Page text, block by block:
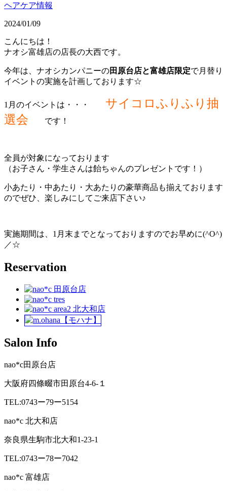
ヘアケア情報
2024/01/09
こんにちは！
ナオシ富雄店の店長の大西です。
今年は、ナオシカンパニーの田原台店と富雄店限定で月替り
イベントの実施を計画しております☆
1月のイベントは・・・ サイコロふりふり抽
選会 です！
全員が対象になっております
（お子さん・学生さんは飴ちゃんのプレゼントです！）
小あたり・中あたり・大あたりの豪華商品も揃えております
のでぜひ、楽しみにしてご来店下さい♪
実施期間は、1月末までとなっておりますのでお早めに(^O^)
／☆
Reservation
Salon Info
nao*c田原台店
大阪府四條畷市田原台4-6-１
TEL:0743ー79ー5154
nao*c 北大和店
奈良県生駒市北大和1-23-1
TEL:0743ー78ー7042
nao*c 富雄店